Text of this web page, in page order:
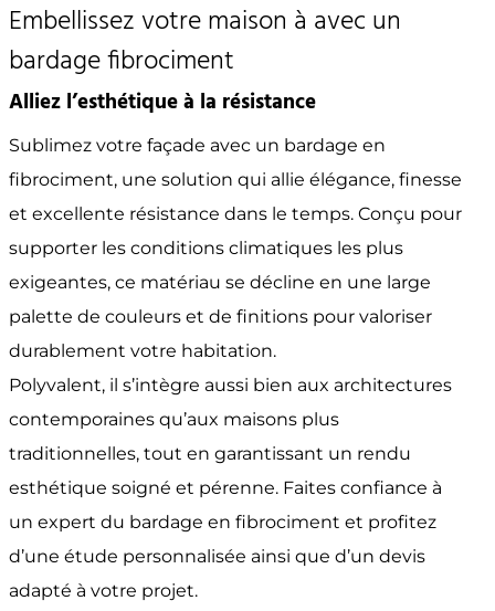
Embellissez votre maison à avec un
bardage fibrociment
Alliez l’esthétique à la résistance
Sublimez votre façade avec un bardage en
fibrociment, une solution qui allie élégance, finesse
et excellente résistance dans le temps. Conçu pour
supporter les conditions climatiques les plus
exigeantes, ce matériau se décline en une large
palette de couleurs et de finitions pour valoriser
durablement votre habitation.
Polyvalent, il s’intègre aussi bien aux architectures
contemporaines qu’aux maisons plus
traditionnelles, tout en garantissant un rendu
esthétique soigné et pérenne. Faites confiance à
un expert du bardage en fibrociment et profitez
d’une étude personnalisée ainsi que d’un devis
adapté à votre projet.